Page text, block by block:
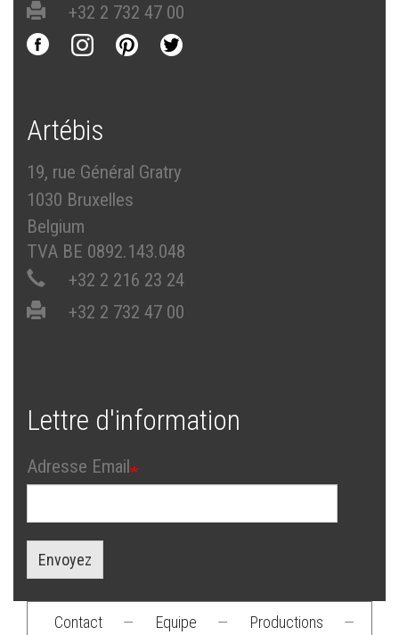
+32 2 732 47 00
Artébis
19, rue Général Gratry
1030 Bruxelles
Belgium
TVA BE 0892.143.048
+32 2 216 23 24
+32 2 732 47 00
Lettre d'information
Adresse Email
Envoyez
Contact — Equipe — Productions —